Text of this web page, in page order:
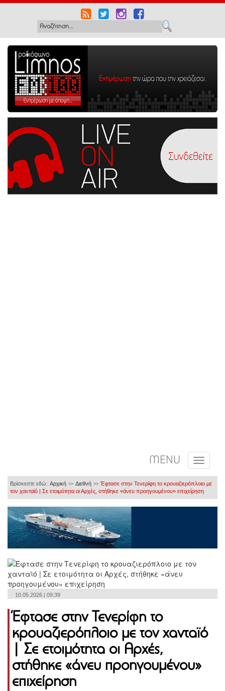
MENU
Βρίσκεστε εδώ: Αρχική >> Διεθνή >> Έφτασε στην Τενερίφη το κρουαζιερόπλοιο με
τον χανταϊό | Σε ετοιμότητα οι Αρχές, στήθηκε «άνευ προηγουμένου» επιχείρηση
10.05.2026 | 09:39
Έφτασε στην Τενερίφη το
κρουαζιερόπλοιο με τον χανταϊό
| Σε ετοιμότητα οι Αρχές,
στήθηκε «άνευ προηγουμένου»
επιχείρηση